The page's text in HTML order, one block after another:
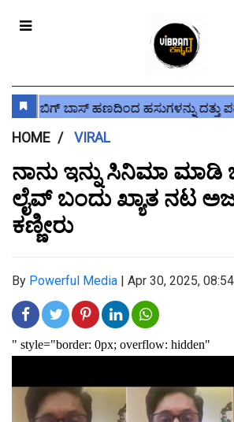
HOME VIRAL
ನಾನು ಇನ್ನು ಸಿನಿಮಾ ಮಾಡಿ
ಲೈವ್ ಬಂದು ಖ್ಯಾತ ನಟ
ಕಣ್ಣೀರು
By Powerful Media | Apr 30, 2025,